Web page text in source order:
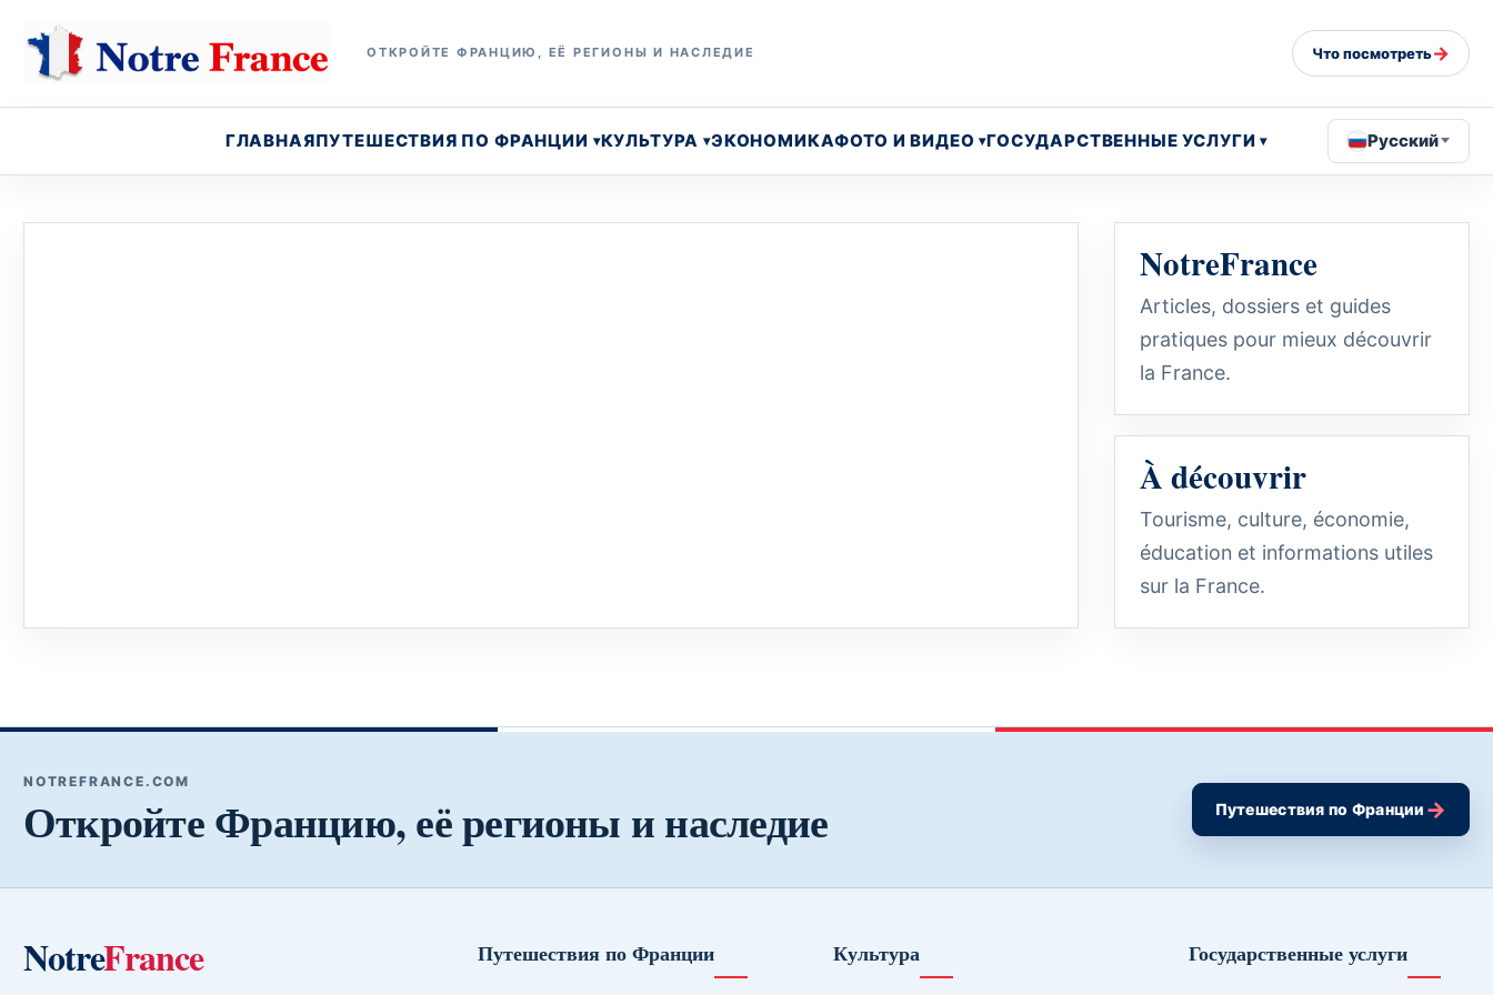
ОТКРОЙТЕ ФРАНЦИЮ, ЕЁ РЕГИОНЫ И НАСЛЕДИЕ Что посмотреть→
ГЛАВНАЯПУТЕШЕСТВИЯ ПО ФРАНЦИИ КУЛЬТУРА ЭКОНОМИКАФОТО И ВИДЕО ГОСУДАРСТВЕННЫЕ УСЛУГИ Русский
NotreFrance
Articles, dossiers et guides
pratiques pour mieux découvrir
la France.
À découvrir
Tourisme, culture, économie,
éducation et informations utiles
sur la France.
NOTREFRANCE.COM
Откройте Францию, её регионы и наследие Путешествия по Франции →
NotreFrance Путешествия по Франции Культура Государственные услуги